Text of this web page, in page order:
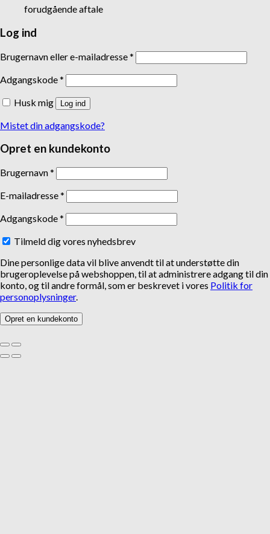
forudgående aftale
Log ind
Brugernavn eller e-mailadresse*
Adgangskode*
Husk mig
Log ind
Mistet din adgangskode?
Opret en kundekonto
Brugernavn*
E-mailadresse*
Adgangskode*
Tilmeld dig vores nyhedsbrev
Dine personlige data vil blive anvendt til at understøtte din
brugeroplevelse på webshoppen, til at administrere adgang til din
konto, og til andre formål, som er beskrevet i vores Politik for
personoplysninger.
Opret en kundekonto